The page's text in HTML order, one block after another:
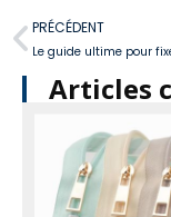
PRÉCÉDENT
Articles